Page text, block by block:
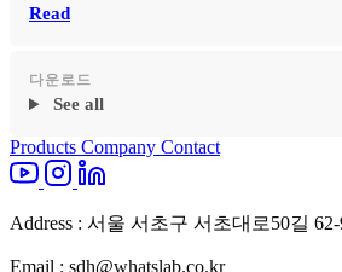
Read
다운로드
See all
Products Company Contact
Address : 서울 서초구 서초대로50길
Email : sdh@whatslab.co.kr